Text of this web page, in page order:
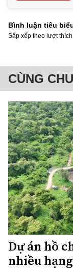
Bình luận tiêu
Sắp xếp theo lượt thích
CÙNG
Dự án hồ
nhiều